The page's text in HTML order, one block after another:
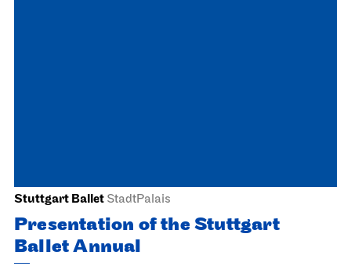
Stuttgart Ballet StadtPalais
Presentation of the Stuttgart
Ballet Annual